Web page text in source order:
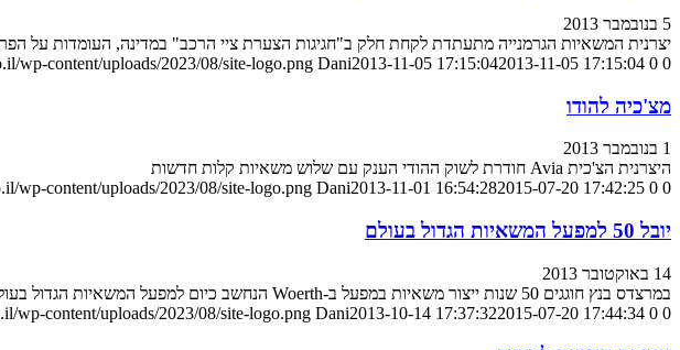
5 בנובמבר 2013
יצרנית המשאיות הגרמנייה מתעתדת לקחת חלק ב"חגיגות הצערת ציי הרכב" במדינה, העומדות על
0
0
wp-content/uploads/2023/08/site-logo.png Dani2013-11-05 17:15:042013-11-05 17:15:04
מצ'כיה להודו
1 בנובמבר 2013
היצרנית הצ'כית Avia חודרת לשוק ההודי הענק עם שלוש משאיות קלות חדשות
0
0
wp-content/uploads/2023/08/site-logo.png Dani2013-11-01 16:54:282015-07-20 17:42:25
יובל 50 למפעל המשאיות הגדול בעולם
14 באוקטובר 2013
במרצדס בנץ חוגגים 50 שנות ייצור משאיות במפעל ב-Woerth הנחשב כיום למפעל המשאיות הגדול בעולם
0
0
wp-content/uploads/2023/08/site-logo.png Dani2013-10-14 17:37:322015-07-20 17:44:34